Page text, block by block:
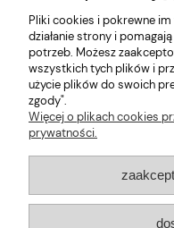
Sklep
Pliki cookies i pokrewne
działanie strony i
potrzeb. Możesz
wszystkich tych plików i
użycie plików do swoich
zgody".
Więcej o plikach cookies
prywatności.